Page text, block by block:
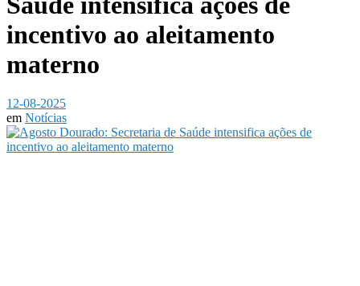
incentivo ao aleitamento
materno
12-08-2025
em Notícias